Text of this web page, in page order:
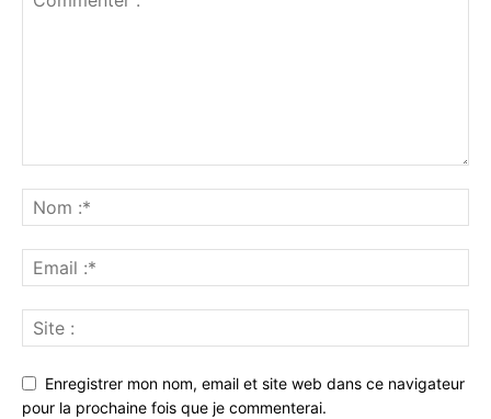
Enregistrer mon nom, email et site web dans ce navigateur
pour la prochaine fois que je commenterai.